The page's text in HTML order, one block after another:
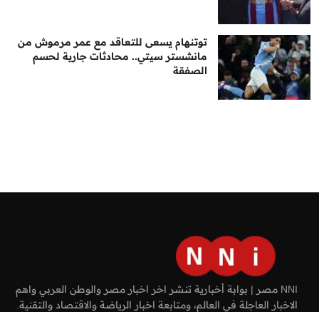
توتنهام يسعى للتعاقد مع عمر مرموش من
مانشستر سيتي.. محادثات جارية لحسم
الصفقة
NNI مصر | بوابة أخبارية تنشر اخر اخبار مصر والوطن العربي واهم
الاخبار العاجلة في العالم، ومتابعة اخبار الرياضة والاقتصاد والتقنية.